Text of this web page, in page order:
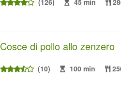
(126) 45 min
Cosce di pollo allo zenzero
(10) 100 min